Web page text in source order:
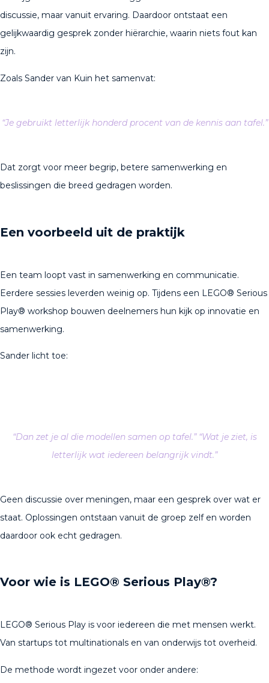
discussie, maar vanuit ervaring. Daardoor ontstaat een
gelijkwaardig gesprek zonder hiërarchie, waarin niets fout kan
zijn.
Zoals Sander van Kuin het samenvat:
“Je gebruikt letterlijk honderd procent van de kennis aan tafel.”
Dat zorgt voor meer begrip, betere samenwerking en
beslissingen die breed gedragen worden.
Een voorbeeld uit de praktijk
Een team loopt vast in samenwerking en communicatie.
Eerdere sessies leverden weinig op. Tijdens een LEGO® Serious
Play® workshop bouwen deelnemers hun kijk op innovatie en
samenwerking.
Sander licht toe:
“Dan zet je al die modellen samen op tafel.” “Wat je ziet, is
letterlijk wat iedereen belangrijk vindt.”
Geen discussie over meningen, maar een gesprek over wat er
staat. Oplossingen ontstaan vanuit de groep zelf en worden
daardoor ook echt gedragen.
Voor wie is LEGO® Serious Play®?
LEGO® Serious Play is voor iedereen die met mensen werkt.
Van startups tot multinationals en van onderwijs tot overheid.
De methode wordt ingezet voor onder andere: